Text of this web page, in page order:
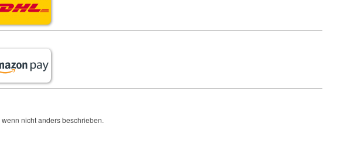
wenn nicht anders beschrieben.